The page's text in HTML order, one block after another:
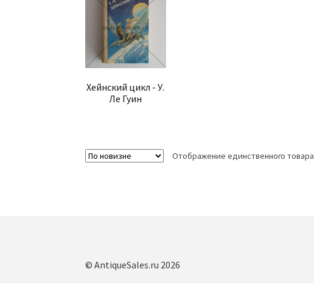
Хейнский цикл - У.
Ле Гуин
Отображение единственного товара
© AntiqueSales.ru 2026